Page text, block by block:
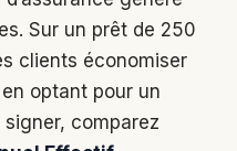
Sur un prêt de 250
clients économiser
en optant pour un
comparez